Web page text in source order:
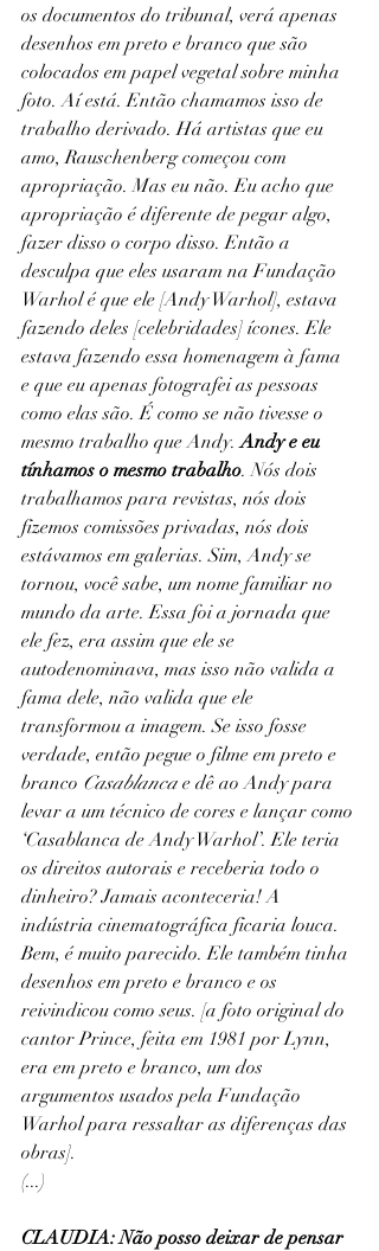
os documentos do tribunal, verá apenas
desenhos em preto e branco que são
colocados em papel vegetal sobre minha
foto. Aí está. Então chamamos isso de
trabalho derivado. Há artistas que eu
amo, Rauschenberg começou com
apropriação. Mas eu não. Eu acho que
apropriação é diferente de pegar algo,
fazer disso o corpo disso. Então a
desculpa que eles usaram na Fundação
Warhol é que ele [Andy Warhol], estava
fazendo deles [celebridades] ícones. Ele
estava fazendo essa homenagem à fama
e que eu apenas fotografei as pessoas
como elas são. É como se não tivesse o
mesmo trabalho que Andy. Andy e eu
tínhamos o mesmo trabalho. Nós dois
trabalhamos para revistas, nós dois
fizemos comissões privadas, nós dois
estávamos em galerias. Sim, Andy se
tornou, você sabe, um nome familiar no
mundo da arte. Essa foi a jornada que
ele fez, era assim que ele se
autodenominava, mas isso não valida a
fama dele, não valida que ele
transformou a imagem. Se isso fosse
verdade, então pegue o filme em preto e
branco Casablanca e dê ao Andy para
levar a um técnico de cores e lançar como
‘Casablanca de Andy Warhol’. Ele teria
os direitos autorais e receberia todo o
dinheiro? Jamais aconteceria! A
indústria cinematográfica ficaria louca.
Bem, é muito parecido. Ele também tinha
desenhos em preto e branco e os
reivindicou como seus. [a foto original do
cantor Prince, feita em 1981 por Lynn,
era em preto e branco, um dos
argumentos usados pela Fundação
Warhol para ressaltar as diferenças das
obras].
(...)
CLAUDIA: Não posso deixar de pensar